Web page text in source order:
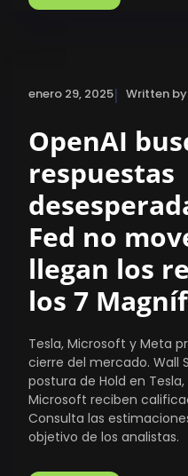
enero 29, 2025| Written
OpenAI
respuestas
Fed no
llegan los
los 7
Tesla, Microsoft y Meta
cierre del mercado. Wall
postura de Hold en
Microsoft reciben
Consulta las
objetivo de los analistas.